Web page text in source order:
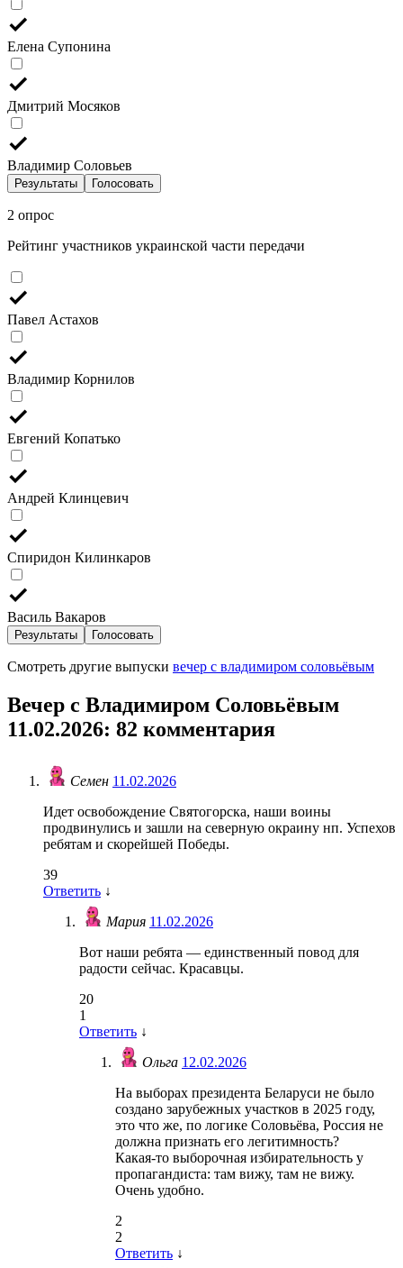
Елена Супонина
Дмитрий Мосяков
Владимир Соловьев
Результаты Голосовать
2 опрос
Рейтинг участников украинской части передачи
Павел Астахов
Владимир Корнилов
Евгений Копатько
Андрей Клинцевич
Спиридон Килинкаров
Василь Вакаров
Результаты Голосовать
Смотреть другие выпуски вечер с владимиром соловьёвым
Вечер с Владимиром Соловьёвым
11.02.2026: 82 комментария
Семен 11.02.2026
Идет освобождение Святогорска, наши воины
продвинулись и зашли на северную окраину нп. Успехов
ребятам и скорейшей Победы.
39
Ответить ↓
Мария 11.02.2026
Вот наши ребята — единственный повод для
радости сейчас. Красавцы.
20
1
Ответить ↓
Ольга 12.02.2026
На выборах президента Беларуси не было
создано зарубежных участков в 2025 году,
это что же, по логике Соловьёва, Россия не
должна признать его легитимность?
Какая-то выборочная избирательность у
пропагандиста: там вижу, там не вижу.
Очень удобно.
2
2
Ответить ↓